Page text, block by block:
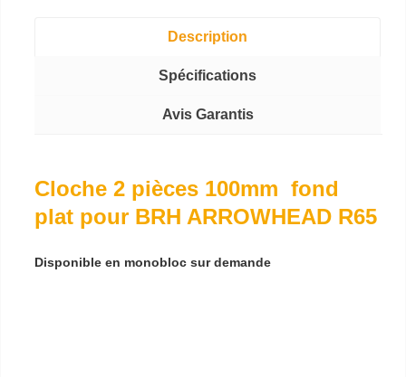
Description
Spécifications
Avis Garantis
Cloche 2 pièces 100mm fond
plat pour BRH ARROWHEAD R65
Disponible en monobloc sur demande